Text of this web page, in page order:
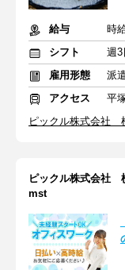
給与
時
シフト
雇用形態
派
アクセス
平
ピックル株式会社
ピックル株式会社
mst